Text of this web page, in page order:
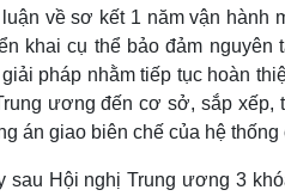
về sơ kết 1 năm vận hành
khai cụ thể bảo đảm
pháp nhằm tiếp tục hoàn
ương đến cơ sở, sắp
án giao biên chế của hệ thống
sau Hội nghị Trung ương 3